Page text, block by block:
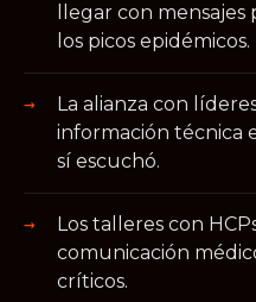
llegar con
los picos epidémicos.
La alianza con
información técnica
sí escuchó.
Los talleres con
comunicación
críticos.